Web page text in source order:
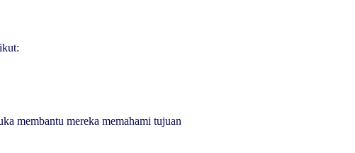
membantu mereka memahami tujuan